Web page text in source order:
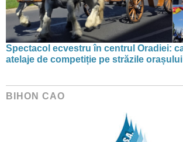
Spectacol ecvestru în centrul Oradiei:
atelaje de competiție pe străzile orașului
BIHON CAO